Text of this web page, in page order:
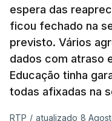
espera das
ficou fechado na
previsto. Vários
dados com atraso
Educação tinha
todas afixadas na
RTP / atualizado 8